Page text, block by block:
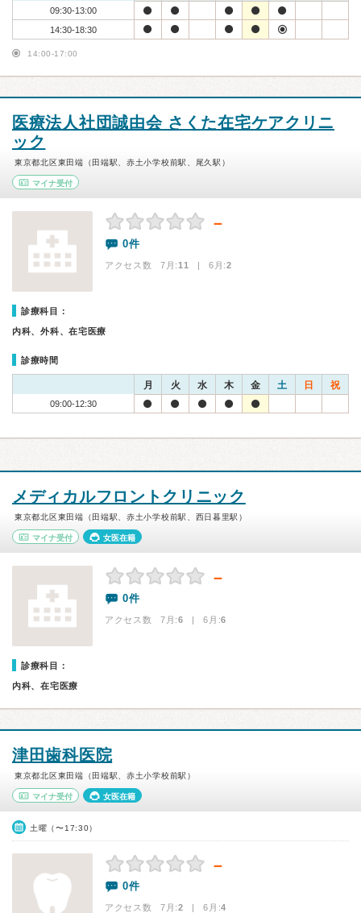
09:30-13:00
14:30-18:30
14:00-17:00
医療法人社団誠由会 さくた在宅ケアクリニ
ック
東京都北区東田端（田端駅、赤土小学校前駅、尾久駅）
マイナ受付
－
0件
アクセス数 7月:11 | 6月:2
診療科目：
内科、外科、在宅医療
診療時間
月 火 水 木 金 土 日 祝
09:00-12:30
メディカルフロントクリニック
東京都北区東田端（田端駅、赤土小学校前駅、西日暮里駅）
マイナ受付 女医在籍
－
0件
アクセス数 7月:6 | 6月:6
診療科目：
内科、在宅医療
津田歯科医院
東京都北区東田端（田端駅、赤土小学校前駅）
マイナ受付 女医在籍
土曜（〜17:30）
－
0件
アクセス数 7月:2 | 6月:4